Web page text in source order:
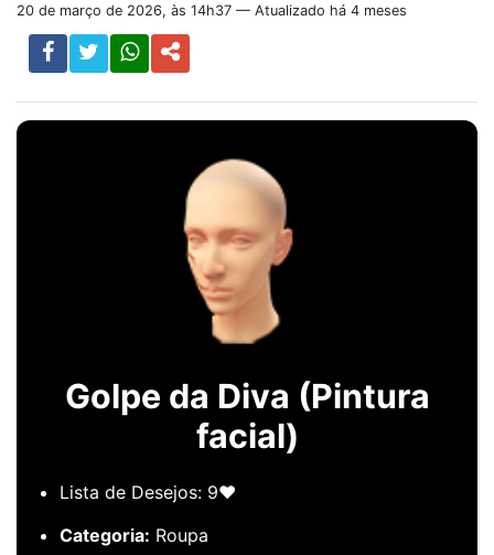
20 de março de 2026, às 14h37 — Atualizado há 4 meses
Golpe da Diva (Pintura
facial)
Lista de Desejos: 9❤️
Categoria: Roupa